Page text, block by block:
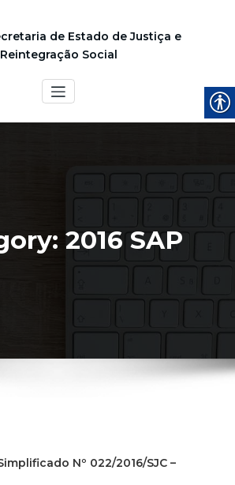
de Estado de Justiça e
Reintegração Social
2016 SAP
Nº 022/2016/SJC –